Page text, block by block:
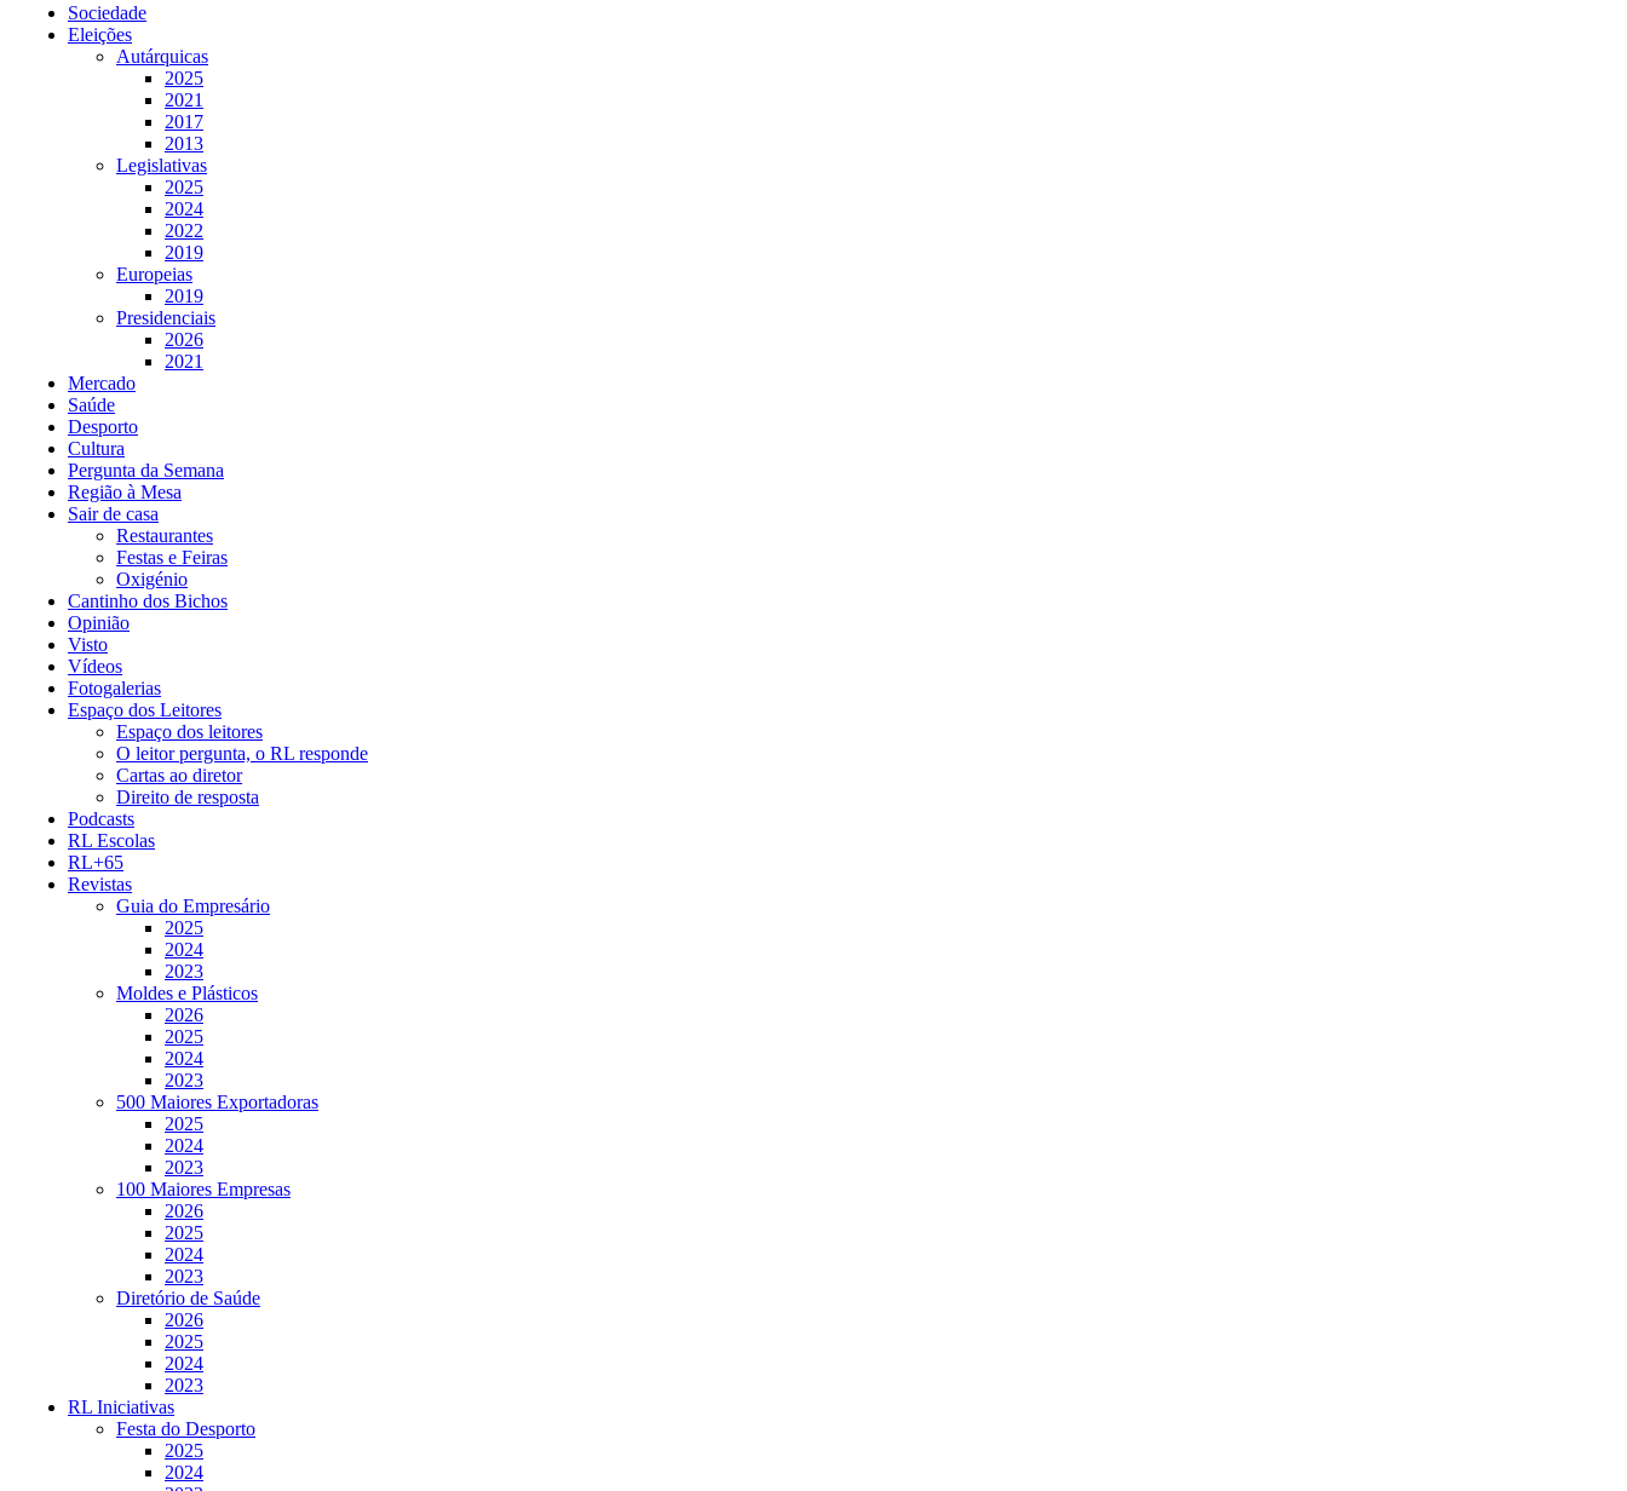
Sociedade
Eleições
Autárquicas
2025
2021
2017
2013
Legislativas
2025
2024
2022
2019
Europeias
2019
Presidenciais
2026
2021
Mercado
Saúde
Desporto
Cultura
Pergunta da Semana
Região à Mesa
Sair de casa
Restaurantes
Festas e Feiras
Oxigénio
Cantinho dos Bichos
Opinião
Visto
Vídeos
Fotogalerias
Espaço dos Leitores
Espaço dos leitores
O leitor pergunta, o RL responde
Cartas ao diretor
Direito de resposta
Podcasts
RL Escolas
RL+65
Revistas
Guia do Empresário
2025
2024
2023
Moldes e Plásticos
2026
2025
2024
2023
500 Maiores Exportadoras
2025
2024
2023
100 Maiores Empresas
2026
2025
2024
2023
Diretório de Saúde
2026
2025
2024
2023
RL Iniciativas
Festa do Desporto
2025
2024